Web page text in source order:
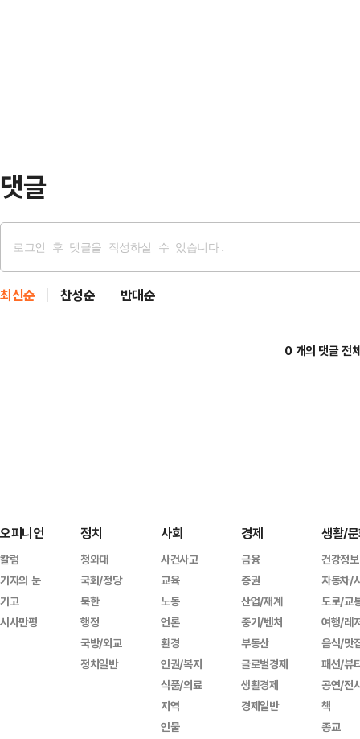
댓글
최신순 찬성순 반대순
0 개의 댓글 전
오피니언
칼럼
기자의 눈
기고
시사만평
정치
청와대
국회/정당
북한
행정
국방/외교
정치일반
사회
사건사고
교육
노동
언론
환경
인권/복지
식품/의료
지역
인물
경제
금융
증권
산업/재계
중기/벤처
부동산
글로벌경제
생활경제
경제일반
생활/
건강정보
자동차/
도로/교
여행/레
음식/맛
패션/뷰
공연/전
책
종교